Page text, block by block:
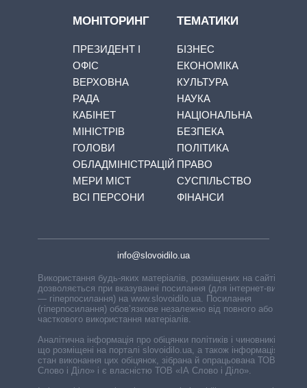
МОНІТОРИНГ
ПРЕЗИДЕНТ І
ОФІС
ВЕРХОВНА
РАДА
КАБІНЕТ
МІНІСТРІВ
ГОЛОВИ
ОБЛАДМІНІСТРАЦІЙ
МЕРИ МІСТ
ВСІ ПЕРСОНИ
ТЕМАТИКИ
БІЗНЕС
ЕКОНОМІКА
КУЛЬТУРА
НАУКА
НАЦІОНАЛЬНА
БЕЗПЕКА
ПОЛІТИКА
ПРАВО
СУСПІЛЬСТВО
ФІНАНСИ
info@slovoidilo.ua
Використання будь-яких матеріалів, розміщених на сайті,
дозволяється при вказуванні посилання (для інтернет-видань
— гіперпосилання) на www.slovoidilo.ua. Посилання
(гіперпосилання) обов’язкове незалежно від повного або
часткового використання матеріалів.
Аналітична інформація про обіцянки політиків і чиновників,
що розміщені на порталі slovoidilo.ua, а також інформація про
стан виконання цих обіцянок, зібрана й опрацьована ТОВ «ІА
Слово і Діло» і є власністю ТОВ «ІА Слово і Діло».